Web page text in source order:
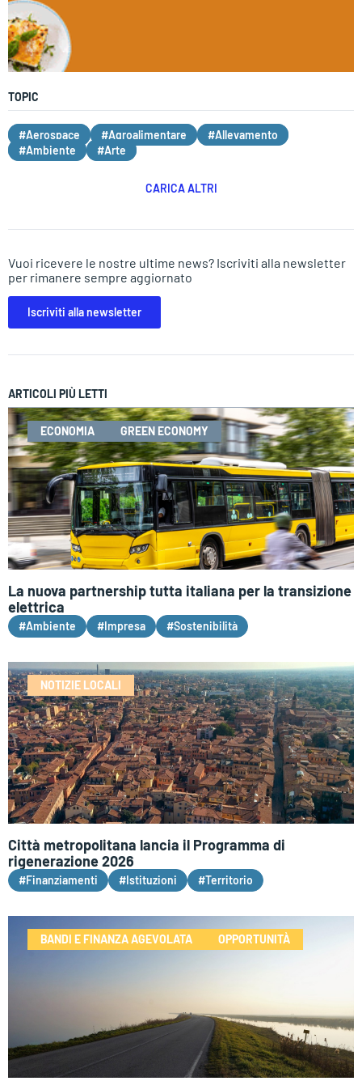
TOPIC
#Aerospace #Agroalimentare
#Allevamento
#Ambiente
#Arte
CARICA ALTRI
Vuoi ricevere le nostre ultime news? Iscriviti alla newsletter
per rimanere sempre aggiornato
Iscriviti alla newsletter
ARTICOLI PIÙ LETTI
ECONOMIA GREEN ECONOMY
La nuova partnership tutta italiana per la transizione
elettrica
#Ambiente #Impresa #Sostenibilità
NOTIZIE LOCALI
Città metropolitana lancia il Programma di
rigenerazione 2026
#Finanziamenti #Istituzioni #Territorio
BANDI E FINANZA AGEVOLATA OPPORTUNITÀ